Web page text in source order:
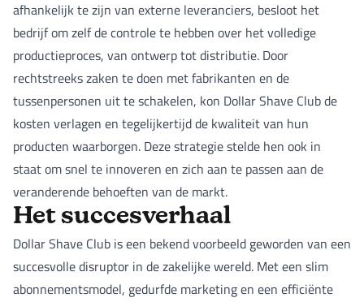
afhankelijk te zijn van externe leveranciers, besloot het
bedrijf om zelf de controle te hebben over het volledige
productieproces, van ontwerp tot distributie. Door
rechtstreeks zaken te doen met fabrikanten en de
tussenpersonen uit te schakelen, kon Dollar Shave Club de
kosten verlagen en tegelijkertijd de kwaliteit van hun
producten waarborgen. Deze strategie stelde hen ook in
staat om snel te innoveren en zich aan te passen aan de
veranderende behoeften van de markt.
Het succesverhaal
Dollar Shave Club is een bekend voorbeeld geworden van een
succesvolle disruptor in de zakelijke wereld. Met een slim
abonnementsmodel, gedurfde marketing en een efficiënte